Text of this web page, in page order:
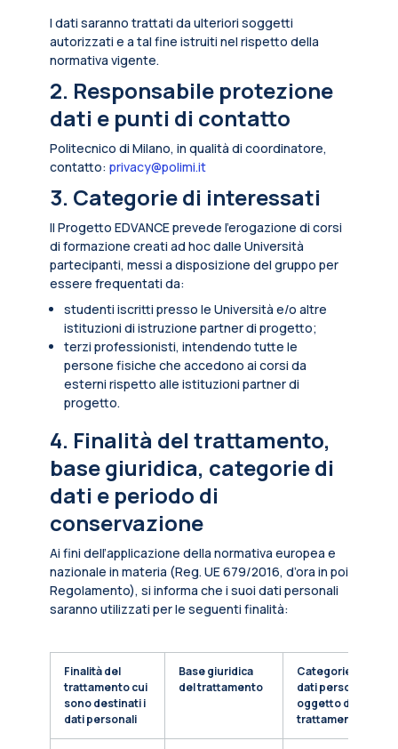
I dati saranno trattati da ulteriori soggetti
autorizzati e a tal fine istruiti nel rispetto della
normativa vigente.
2. Responsabile protezione
dati e punti di contatto
Politecnico di Milano, in qualità di coordinatore,
contatto: privacy@polimi.it
3. Categorie di interessati
Il Progetto EDVANCE prevede l’erogazione di corsi
di formazione creati ad hoc dalle Università
partecipanti, messi a disposizione del gruppo per
essere frequentati da:
studenti iscritti presso le Università e/o altre
istituzioni di istruzione partner di progetto;
terzi professionisti, intendendo tutte le
persone fisiche che accedono ai corsi da
esterni rispetto alle istituzioni partner di
progetto.
4. Finalità del trattamento,
base giuridica, categorie di
dati e periodo di
conservazione
Ai fini dell’applicazione della normativa europea e
nazionale in materia (Reg. UE 679/2016, d’ora in poi
Regolamento), si informa che i suoi dati personali
saranno utilizzati per le seguenti finalità:
Finalità del
trattamento cui
sono destinati i
dati personali
Base giuridica
del trattamento
Categorie di
dati personali
oggetto di
trattamento